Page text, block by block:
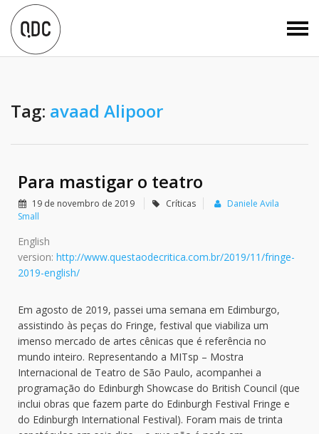
Tag: avaad Alipoor
Para mastigar o teatro
19 de novembro de 2019 Críticas
Daniele Avila
Small
English
version: http://www.questaodecritica.com.br/2019/11/fringe-
2019-english/
Em agosto de 2019, passei uma semana em Edimburgo,
assistindo às peças do Fringe, festival que viabiliza um
imenso mercado de artes cênicas que é referência no
mundo inteiro. Representando a MITsp – Mostra
Internacional de Teatro de São Paulo, acompanhei a
programação do Edinburgh Showcase do British Council (que
inclui obras que fazem parte do Edinburgh Festival Fringe e
do Edinburgh International Festival). Foram mais de trinta